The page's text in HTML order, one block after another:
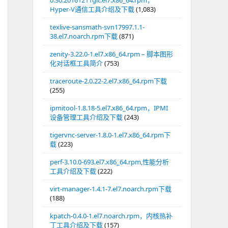
Hyper-V通信工具介绍及下载(1,083)
texlive-sansmath-svn17997.1.1-
38.el7.noarch.rpm下载(871)
zenity-3.22.0-1.el7.x86_64.rpm – 脚本图形
化对话框工具简介(753)
traceroute-2.0.22-2.el7.x86_64.rpm下载
(255)
ipmitool-1.8.18-5.el7.x86_64.rpm，IPMI
设备管理工具介绍及下载(243)
tigervnc-server-1.8.0-1.el7.x86_64.rpm下
载(223)
perf-3.10.0-693.el7.x86_64.rpm,性能分析
工具介绍及下载(222)
virt-manager-1.4.1-7.el7.noarch.rpm下载
(188)
kpatch-0.4.0-1.el7.noarch.rpm，内核热补
丁工具介绍及下载(157)